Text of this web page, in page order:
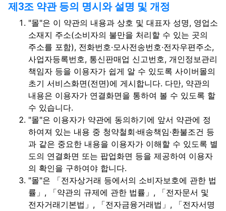
제3조 약관 등의 명시와 설명 및 개정
"몰"은 이 약관의 내용과 상호 및 대표자 성명, 영업소
소재지 주소(소비자의 불만을 처리할 수 있는 곳의
주소를 포함), 전화번호·모사전송번호·전자우편주소,
사업자등록번호, 통신판매업 신고번호, 개인정보관리
책임자 등을 이용자가 쉽게 알 수 있도록 사이버몰의
초기 서비스화면(전면)에 게시합니다. 다만, 약관의
내용은 이용자가 연결화면을 통하여 볼 수 있도록 할
수 있습니다.
"몰"은 이용자가 약관에 동의하기에 앞서 약관에 정
하여져 있는 내용 중 청약철회·배송책임·환불조건 등
과 같은 중요한 내용을 이용자가 이해할 수 있도록 별
도의 연결화면 또는 팝업화면 등을 제공하여 이용자
의 확인을 구하여야 합니다.
"몰"은 「전자상거래 등에서의 소비자보호에 관한 법
률」, 「약관의 규제에 관한 법률」, 「전자문서 및
전자거래기본법」, 「전자금융거래법」, 「전자서명